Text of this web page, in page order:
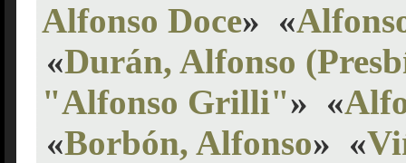
Alfonso Doce» «
«Durán, Alfonso
"Alfonso Grilli"» «
«Borbón, Alfonso» «